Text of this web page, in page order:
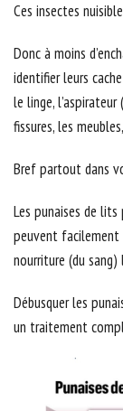
Ces insectes
Donc à moins
identifier leurs
le linge,
fissures, les
Bref partout dans
Les punaises de
peuvent facilement
nourriture (du sang)
Débusquer les
un traitement